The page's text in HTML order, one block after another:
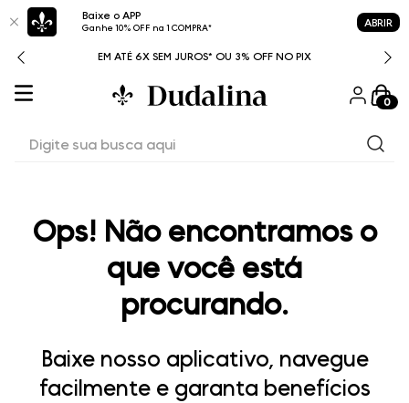
Baixe o APP
Ganhe 10% OFF na 1 COMPRA* ABRIR
EM ATÉ 6X SEM JUROS* OU 3% OFF NO PIX
0
Ops! Não encontramos o
que você está
procurando.
Baixe nosso aplicativo, navegue
facilmente e garanta benefícios